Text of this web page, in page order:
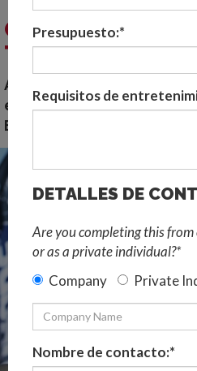
CONTRATAR
TECNOLÓGICOS
Artistas del mundo de la
exposiciones y ferias
Espectáculos de última
Presupuesto:*
Requisitos de
DETALLES DE
Are you completing this
or as a private individual?*
Company
Private
Nombre de contacto:*